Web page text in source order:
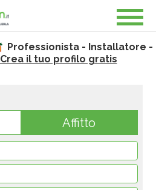
Professionista - Installatore -
Crea il tuo profilo gratis
Affitto